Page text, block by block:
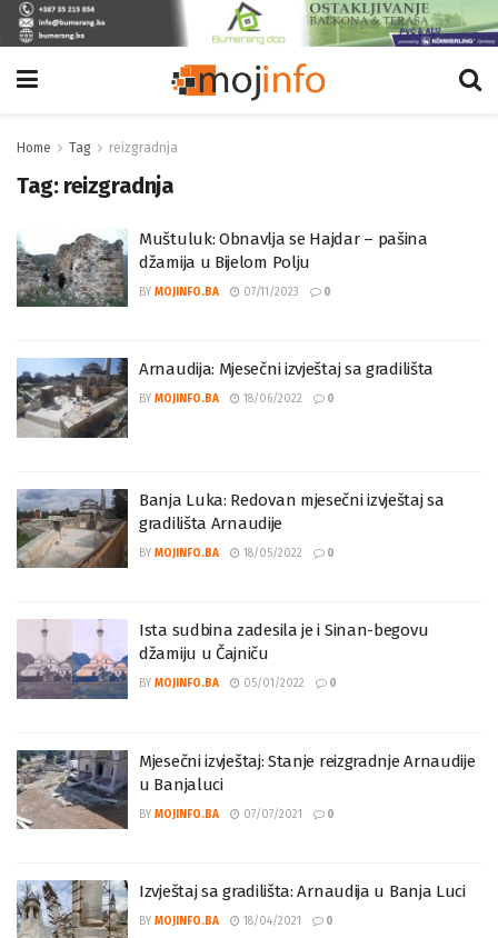
Home Tag reizgradnja
Tag: reizgradnja
Muštuluk: Obnavlja se Hajdar – pašina
džamija u Bijelom Polju
BY MOJINFO.BA 07/11/2023 0
Arnaudija: Mjesečni izvještaj sa gradilišta
BY MOJINFO.BA 18/06/2022 0
Banja Luka: Redovan mjesečni izvještaj sa
gradilišta Arnaudije
BY MOJINFO.BA 18/05/2022 0
Ista sudbina zadesila je i Sinan-begovu
džamiju u Čajniču
BY MOJINFO.BA 05/01/2022 0
Mjesečni izvještaj: Stanje reizgradnje Arnaudije
u Banjaluci
BY MOJINFO.BA 07/07/2021 0
Izvještaj sa gradilišta: Arnaudija u Banja Luci
BY MOJINFO.BA 18/04/2021 0